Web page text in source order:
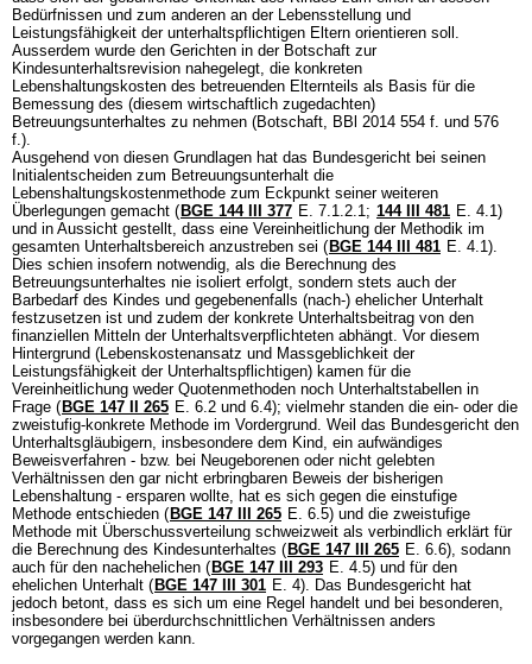
Bedürfnissen und zum anderen an der Lebensstellung und
Leistungsfähigkeit der unterhaltspflichtigen Eltern orientieren soll.
Ausserdem wurde den Gerichten in der Botschaft zur
Kindesunterhaltsrevision nahegelegt, die konkreten
Lebenshaltungskosten des betreuenden Elternteils als Basis für die
Bemessung des (diesem wirtschaftlich zugedachten)
Betreuungsunterhaltes zu nehmen (Botschaft, BBl 2014 554 f. und 576
f.).
Ausgehend von diesen Grundlagen hat das Bundesgericht bei seinen
Initialentscheiden zum Betreuungsunterhalt die
Lebenshaltungskostenmethode zum Eckpunkt seiner weiteren
Überlegungen gemacht ( BGE 144 III 377 E. 7.1.2.1; 144 III 481 E. 4.1)
und in Aussicht gestellt, dass eine Vereinheitlichung der Methodik im
gesamten Unterhaltsbereich anzustreben sei ( BGE 144 III 481 E. 4.1).
Dies schien insofern notwendig, als die Berechnung des
Betreuungsunterhaltes nie isoliert erfolgt, sondern stets auch der
Barbedarf des Kindes und gegebenenfalls (nach-) ehelicher Unterhalt
festzusetzen ist und zudem der konkrete Unterhaltsbeitrag von den
finanziellen Mitteln der Unterhaltsverpflichteten abhängt. Vor diesem
Hintergrund (Lebenskostenansatz und Massgeblichkeit der
Leistungsfähigkeit der Unterhaltspflichtigen) kamen für die
Vereinheitlichung weder Quotenmethoden noch Unterhaltstabellen in
Frage ( BGE 147 II 265 E. 6.2 und 6.4); vielmehr standen die ein- oder die
zweistufig-konkrete Methode im Vordergrund. Weil das Bundesgericht den
Unterhaltsgläubigern, insbesondere dem Kind, ein aufwändiges
Beweisverfahren - bzw. bei Neugeborenen oder nicht gelebten
Verhältnissen den gar nicht erbringbaren Beweis der bisherigen
Lebenshaltung - ersparen wollte, hat es sich gegen die einstufige
Methode entschieden ( BGE 147 III 265 E. 6.5) und die zweistufige
Methode mit Überschussverteilung schweizweit als verbindlich erklärt für
die Berechnung des Kindesunterhaltes ( BGE 147 III 265 E. 6.6), sodann
auch für den nachehelichen ( BGE 147 III 293 E. 4.5) und für den
ehelichen Unterhalt ( BGE 147 III 301 E. 4). Das Bundesgericht hat
jedoch betont, dass es sich um eine Regel handelt und bei besonderen,
insbesondere bei überdurchschnittlichen Verhältnissen anders
vorgegangen werden kann.